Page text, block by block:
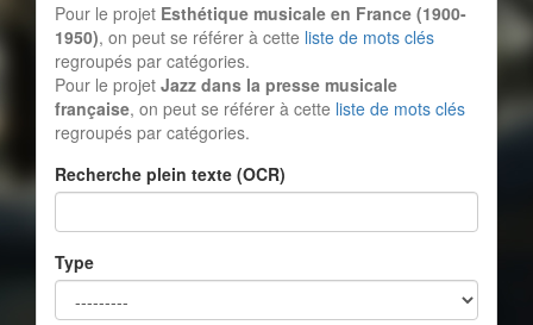
Pour le projet Esthétique musicale en France (1900-
1950), on peut se référer à cette liste de mots clés
regroupés par catégories.
Pour le projet Jazz dans la presse musicale
française, on peut se référer à cette liste de mots clés
regroupés par catégories.
Recherche plein texte (OCR)
Type